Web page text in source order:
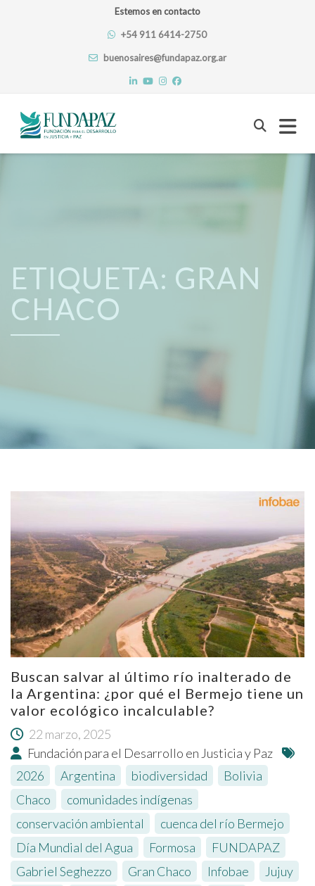
Estemos en contacto
+54 911 6414-2750
buenosaires@fundapaz.org.ar
Skip
ETIQUETA: GRAN
CHACO
Buscan salvar al último río inalterado de
la Argentina: ¿por qué el Bermejo tiene un
valor ecológico incalculable?
22 marzo, 2025
Fundación para el Desarrollo en Justicia y Paz
2026
Argentina biodiversidad Bolivia
Chaco
comunidades indígenas
conservación ambiental
cuenca del río Bermejo
Día Mundial del Agua
Formosa FUNDAPAZ
Gabriel Seghezzo
Gran Chaco Infobae Jujuy